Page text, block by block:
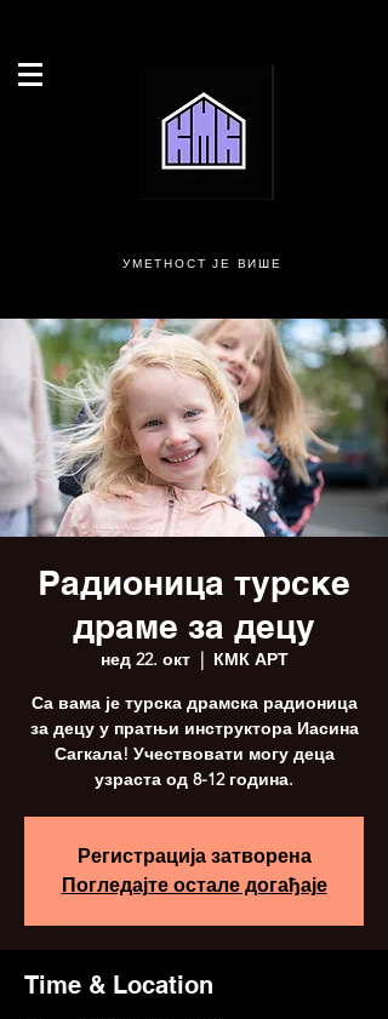
УМЕТНОСТ ЈЕ ВИШЕ
Радионица турске
драме за децу
нед 22. окт
  |
КМК АРТ
Са вама је турска драмска радионица
за децу у пратњи инструктора Иасина
Сагкала! Учествовати могу деца
узраста од 8-12 година.
Регистрација затворена
Погледајте остале догађаје
Time & Location